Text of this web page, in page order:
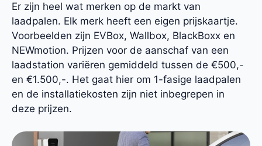
Er zijn heel wat merken op de markt van
laadpalen. Elk merk heeft een eigen prijskaartje.
Voorbeelden zijn EVBox, Wallbox, BlackBoxx en
NEWmotion. Prijzen voor de aanschaf van een
laadstation variëren gemiddeld tussen de €500,-
en €1.500,-. Het gaat hier om 1-fasige laadpalen
en de installatiekosten zijn niet inbegrepen in
deze prijzen.